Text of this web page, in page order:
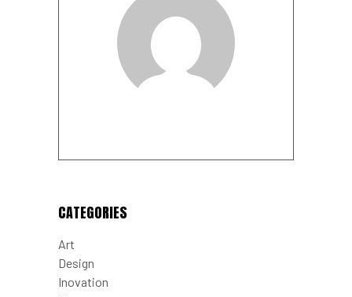
CATEGORIES
Art
Design
Inovation